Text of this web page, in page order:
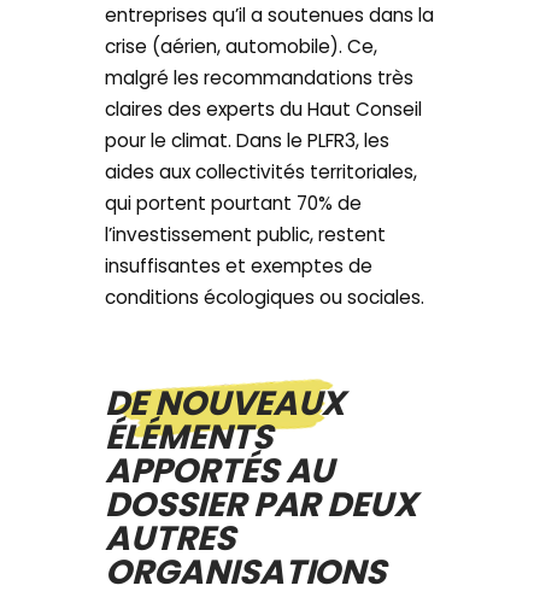
entreprises qu’il a soutenues dans la
crise (aérien, automobile). Ce,
malgré les recommandations très
claires des experts du Haut Conseil
pour le climat. Dans le PLFR3, les
aides aux collectivités territoriales,
qui portent pourtant 70% de
l’investissement public, restent
insuffisantes et exemptes de
conditions écologiques ou sociales.
DE NOUVEAUX
ÉLÉMENTS
APPORTÉS AU
DOSSIER PAR DEUX
AUTRES
ORGANISATIONS